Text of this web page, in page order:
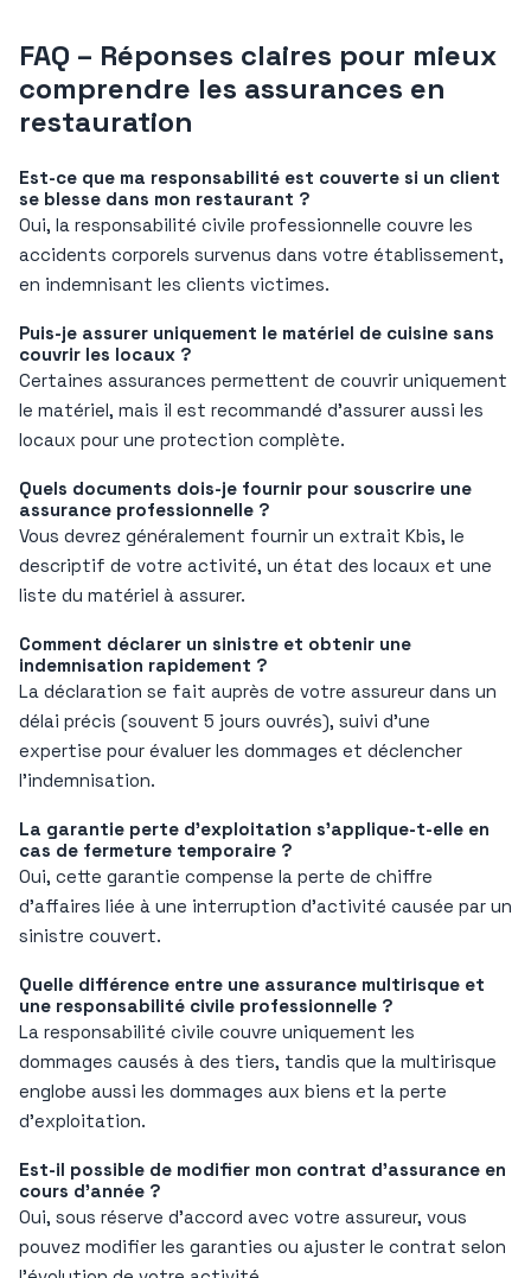
FAQ – Réponses claires pour mieux
comprendre les assurances en
restauration
Est-ce que ma responsabilité est couverte si un client
se blesse dans mon restaurant ?
Oui, la responsabilité civile professionnelle couvre les
accidents corporels survenus dans votre établissement,
en indemnisant les clients victimes.
Puis-je assurer uniquement le matériel de cuisine sans
couvrir les locaux ?
Certaines assurances permettent de couvrir uniquement
le matériel, mais il est recommandé d’assurer aussi les
locaux pour une protection complète.
Quels documents dois-je fournir pour souscrire une
assurance professionnelle ?
Vous devrez généralement fournir un extrait Kbis, le
descriptif de votre activité, un état des locaux et une
liste du matériel à assurer.
Comment déclarer un sinistre et obtenir une
indemnisation rapidement ?
La déclaration se fait auprès de votre assureur dans un
délai précis (souvent 5 jours ouvrés), suivi d’une
expertise pour évaluer les dommages et déclencher
l’indemnisation.
La garantie perte d’exploitation s’applique-t-elle en
cas de fermeture temporaire ?
Oui, cette garantie compense la perte de chiffre
d’affaires liée à une interruption d’activité causée par un
sinistre couvert.
Quelle différence entre une assurance multirisque et
une responsabilité civile professionnelle ?
La responsabilité civile couvre uniquement les
dommages causés à des tiers, tandis que la multirisque
englobe aussi les dommages aux biens et la perte
d’exploitation.
Est-il possible de modifier mon contrat d’assurance en
cours d’année ?
Oui, sous réserve d’accord avec votre assureur, vous
pouvez modifier les garanties ou ajuster le contrat selon